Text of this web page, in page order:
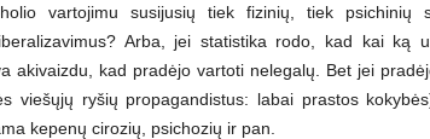
vartojimu susijusių tiek fizinių, tiek psichinių
Arba, jei statistika rodo, kad kai ką
akivaizdu, kad pradėjo vartoti nelegalų. Bet jei
viešųjų ryšių propagandistus: labai prastos
kepenų cirozių, psichozių ir pan.